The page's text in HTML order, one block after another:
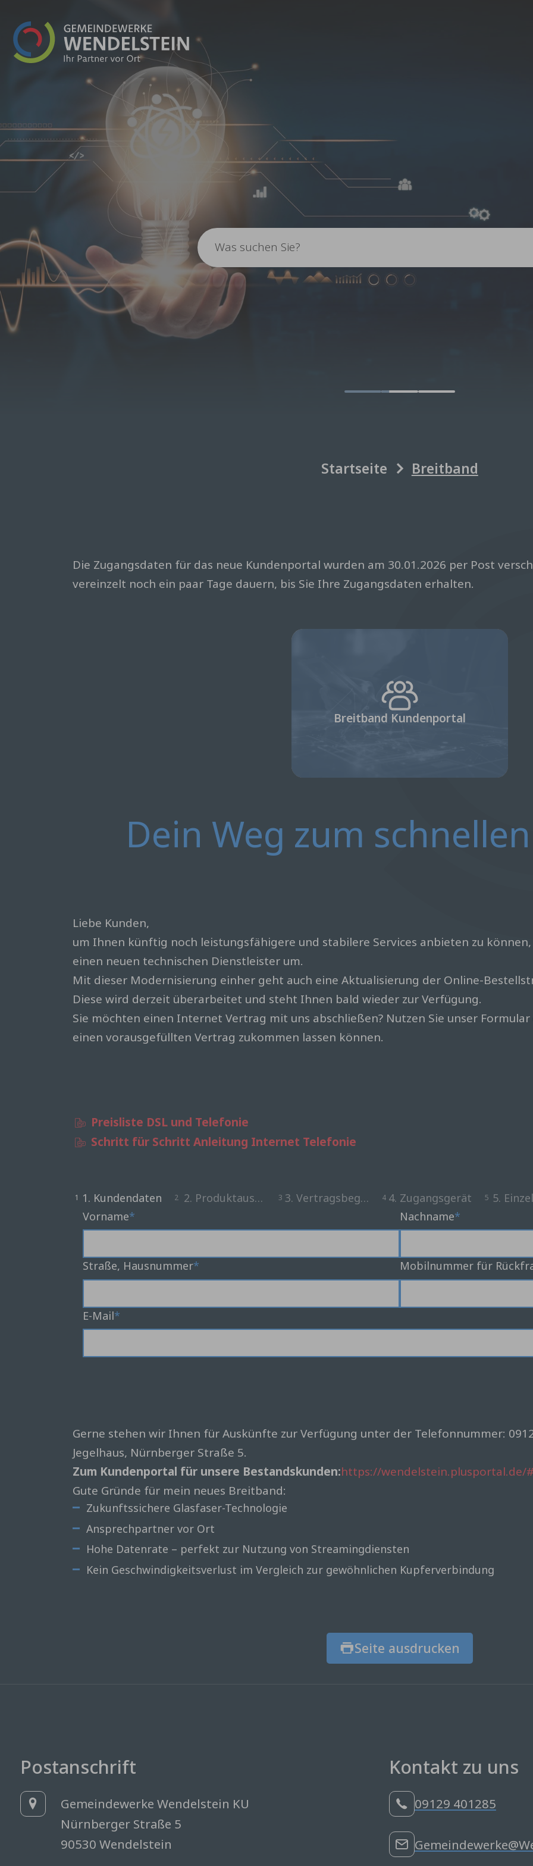
Ihr Partner vor Ort
Startseite Breitband
Die Zugangsdaten für das neue Kundenportal wurden am 30.01.2026 per Post
vereinzelt noch ein paar Tage dauern, bis Sie Ihre Zugangsdaten erhalten.
Breitband Kundenportal
Dein Weg zum
Liebe Kunden,
um Ihnen künftig noch leistungsfähigere und stabilere Services anbieten zu
einen neuen technischen Dienstleister um.
Mit dieser Modernisierung einher geht auch eine Aktualisierung der Online-
Diese wird derzeit überarbeitet und steht Ihnen bald wieder zur Verfügung.
Sie möchten einen Internet Vertrag mit uns abschließen? Nutzen Sie unser
einen vorausgefüllten Vertrag zukommen lassen können.
Preisliste DSL und Telefonie
Schritt für Schritt Anleitung Internet Telefonie
1 1. Kundendaten 2 2. Produktauswahl 3 3. Vertragsbeginn und Rufnummerportierung
4 4. Zugangsgerät 5 5.
Vorname
Nachname
Straße, Hausnummer Mobilnummer für
E-Mail
Gerne stehen wir Ihnen für Auskünfte zur Verfügung unter der Telefonnummer:
Jegelhaus, Nürnberger Straße 5.
Zum Kundenportal für unsere Bestandskunden:https://wendelstein.plusportal.de/
Gute Gründe für mein neues Breitband:
Zukunftssichere Glasfaser-Technologie
Ansprechpartner vor Ort
Hohe Datenrate – perfekt zur Nutzung von Streamingdiensten
Kein Geschwindigkeitsverlust im Vergleich zur gewöhnlichen Kupferverbindung
Seite ausdrucken
Postanschrift
Gemeindewerke Wendelstein KU
Nürnberger Straße 5
90530 Wendelstein
Kontakt zu uns
09129 401285